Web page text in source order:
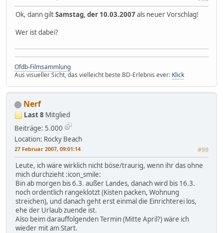
Ok, dann giltSamstag, der 10.03.2007als neuer Vorschlag!
Wer ist dabei?
Ofdb-Filmsammlung
Aus visueller Sicht, das vielleicht beste BD-Erlebnis ever: Klick
Nerf
Last 8 Mitglied
Beiträge: 5.000
Location: Rocky Beach
27 Februar 2007, 09:01:14 #99
Leute, ich wäre wirklich nicht böse/traurig, wenn ihr das ohne
mich durchzieht :icon_smile:
Bin ab morgen bis 6.3. außer Landes, danach wird bis 16.3.
noch ordentlich rangeklotzt (Kisten packen, Wohnung
streichen), und danach geht erst einmal die Einrichterei los,
ehe der Urlaub zuende ist.
Also beim darauffolgenden Termin (Mitte April?) wäre ich
wieder mit am Start.